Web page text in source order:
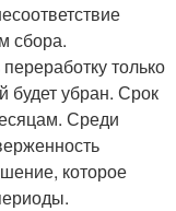
сбора.
только
будет убран. Срок
Среди
которое